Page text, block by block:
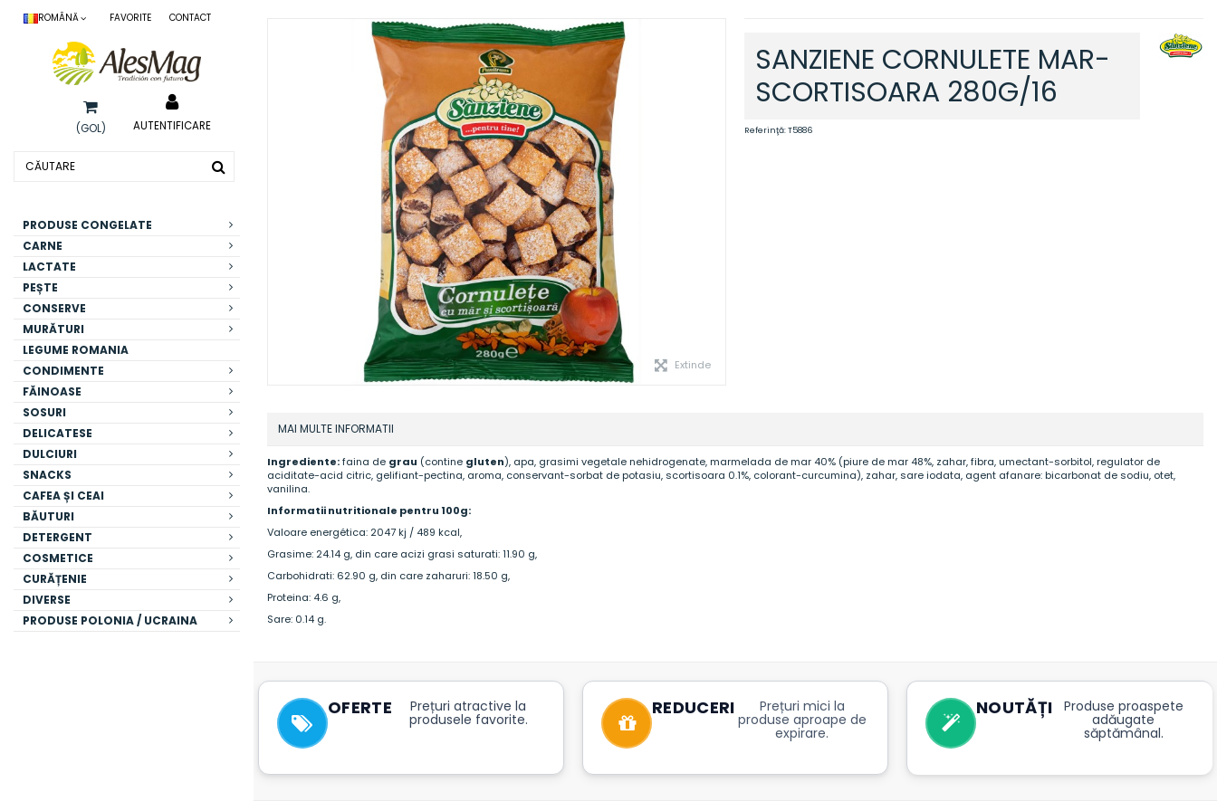
ROMÂNĂ FAVORITE CONTACT
(GOL) AUTENTIFICARE
PRODUSE CONGELATE
CARNE
LACTATE
PEȘTE
CONSERVE
MURĂTURI
LEGUME ROMANIA
CONDIMENTE
FĂINOASE
SOSURI
DELICATESE
DULCIURI
SNACKS
CAFEA ȘI CEAI
BĂUTURI
DETERGENT
COSMETICE
CURĂȚENIE
DIVERSE
PRODUSE POLONIA / UCRAINA
Extinde
SANZIENE CORNULETE MAR-
SCORTISOARA 280G/16
Referinţă:T5886
MAI MULTE INFORMATII
Ingrediente:faina de grau (contine gluten), apa, grasimi vegetale nehidrogenate, marmelada de mar 40% (piure de mar 48%, zahar, fibra, umectant-sorbitol, regulator de
aciditate-acid citric, gelifiant-pectina, aroma, conservant-sorbat de potasiu, scortisoara 0.1%, colorant-curcumina), zahar, sare iodata, agent afanare: bicarbonat de sodiu, otet,
vanilina.
Informatii nutritionale pentru 100g:
Valoare energética: 2047 kj / 489 kcal,
Grasime: 24.14 g, din care acizi grasi saturati: 11.90 g,
Carbohidrati: 62.90 g, din care zaharuri: 18.50 g,
Proteina: 4.6 g,
Sare: 0.14 g.
OFERTE Prețuri atractive la
produsele favorite.
REDUCERI Prețuri mici la
produse aproape de
expirare.
NOUTĂȚI Produse proaspete
adăugate
săptămânal.